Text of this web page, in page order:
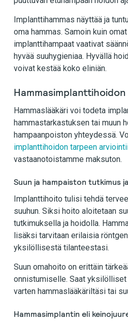
Implanttihammas näyttää ja
oma hammas. Samoin kuin
implanttihampaat vaativat
hyvää suuhygieniaa. Hyvällä
voivat kestää koko eliniän.
Hammaslääkäri voi todeta
hammastarkastuksen tai muun
hampaanpoiston yhteydessä.
implanttihoidon tarpeen
vastaanotoistamme maksuton.
Suun ja hampaiston tutkimus
Implanttihoito tulisi tehdä
suuhun. Siksi hoito aloitetaan
tutkimuksella ja hoidolla.
lisäksi tarvitaan erilaisia
yksilöllisestä tilanteestasi.
Suun omahoito on erittäin
onnistumiselle. Saat yksilölliset
varten hammaslääkäriltäsi tai
Hammasimplantin eli